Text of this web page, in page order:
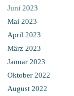
Juni 2023
Mai 2023
April 2023
März 2023
Januar 2023
Oktober 2022
August 2022